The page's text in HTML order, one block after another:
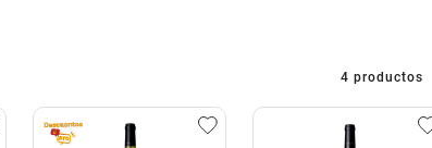
4 productos
5 pollo